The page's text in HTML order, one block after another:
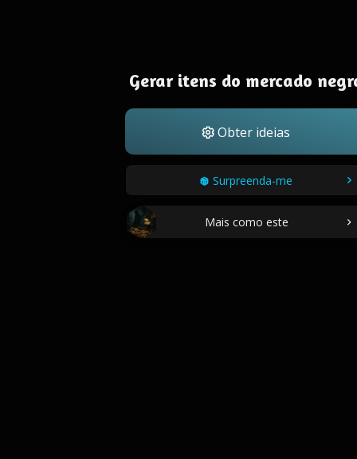
Gerar itens do mercado
Obter ideias
Surpreenda-me
Mais como este